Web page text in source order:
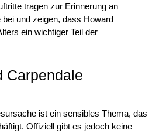
tragen zur Erinnerung an
und zeigen, dass Howard
ein wichtiger Teil der
Carpendale
ist ein sensibles Thema, das
Offiziell gibt es jedoch keine